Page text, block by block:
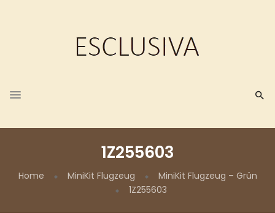
1Z255603
Home MiniKit Flugzeug
MiniKit Flugzeug – Grün
1Z255603